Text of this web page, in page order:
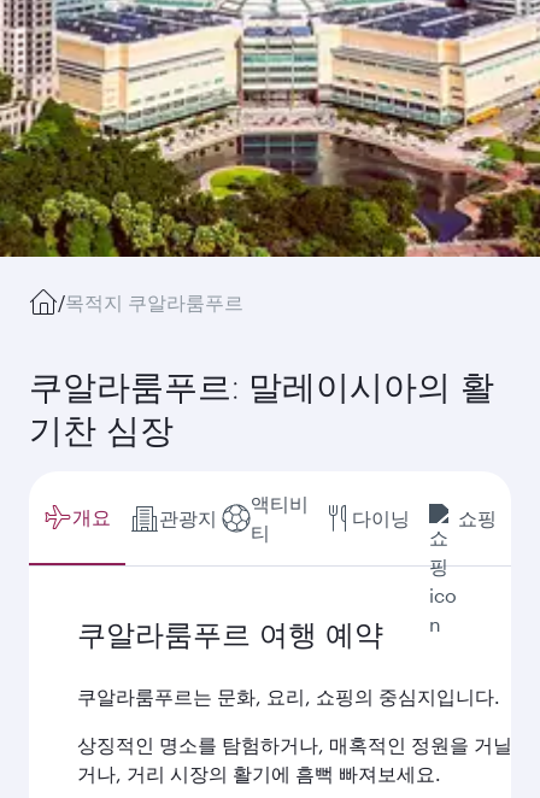
/목적지 쿠알라룸푸르
쿠알라룸푸르: 말레이시아의 활
기찬 심장
개요 관광지
액티비
티
다이닝 쇼핑
쿠알라룸푸르 여행 예약
쿠알라룸푸르는 문화, 요리, 쇼핑의 중심지입니다.
상징적인 명소를 탐험하거나, 매혹적인 정원을 거닐
거나, 거리 시장의 활기에 흠뻑 빠져보세요.